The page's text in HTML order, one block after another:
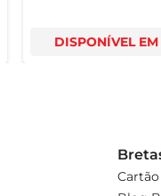
DISPONÍVEL EM